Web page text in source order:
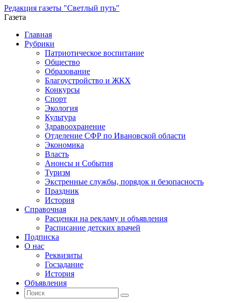
Редакция газеты "Светлый путь"
Газета
Промотать
содержимому
Главная
Рубрики
Патриотическое воспитание
Общество
Образование
Благоустройство и ЖКХ
Конкурсы
Спорт
Экология
Культура
Здравоохранение
Отделение СФР по Ивановской области
Экономика
Власть
Анонсы и События
Туризм
Экстренные службы, порядок и безопасность
Праздник
История
Справочная
Расценки на рекламу и объявления
Расписание детских врачей
Подписка
О нас
Реквизиты
Госзадание
История
Объявления
Поиск
Искать:
Поиск